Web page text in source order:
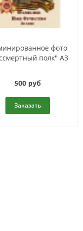
фото
полк" А3
500 руб
Заказать